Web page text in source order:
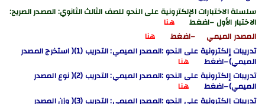
سلسلة الاختبارات الإلكترونية على النحو للصف الثالث الثانوي: المصدر الصريح:
الاختبار الأول –اضغطهنا
المصدر الميمي –اضغط
هنا
تدريبات إلكترونية على النحو :المصدر الميمي: التدريب (1) ( استخرج المصدر
الميمي)–اضغطهنا
تدريبات إلكترونية على النحو :المصدر الميمي: التدريب (2) ( نوع المصدر
الميمي)–اضغطهنا
تدريبات إلكترونية على النحو :المصدر الميمي: التدريب (3) ( وزن المصدر